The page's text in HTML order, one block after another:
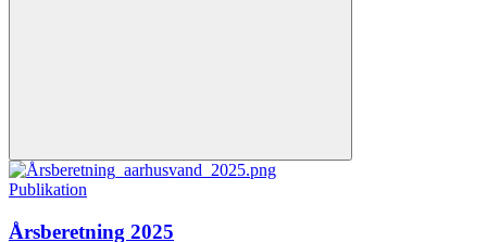
Publikation
Årsberetning 2025